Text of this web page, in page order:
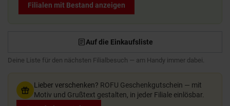
Filialen mit Bestand anzeigen
Auf die Einkaufsliste
Deine Liste für den nächsten Filialbesuch — am Handy immer dabei.
Lieber verschenken? ROFU Geschenkgutschein — mit
Motiv und Grußtext gestalten, in jeder Filiale einlösbar.